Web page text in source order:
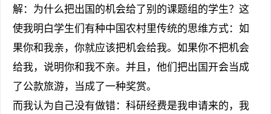
解：为什么把出国的机会给了别的课题组的学生？这
使我明白学生们有种中国农村里传统的思维方式：如
果你和我亲，你就应该把机会给我。如果你不把机会
给我，说明你和我不亲。并且，他们把出国开会当成
了公款旅游，当成了一种奖赏。
而我认为自己没有做错：科研经费是我申请来的，我